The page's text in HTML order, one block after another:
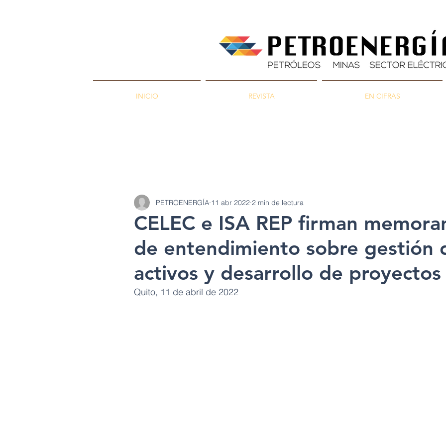
INICIO REVISTA EN CIFRAS
CELEC e ISA REP firman
de entendimiento sobre gestión
activos y desarrollo de proyectos
PETROENERGÍA 11 abr 2022 2 min de lectura
Quito, 11 de abril de 2022